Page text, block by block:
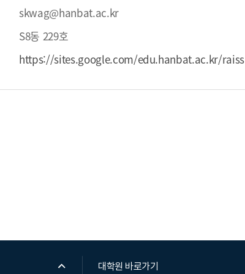
skwag@hanbat.ac.kr
S8동 229호
https://sites.google.com/edu.hanbat.ac.kr/raiss
대학원 바로가기